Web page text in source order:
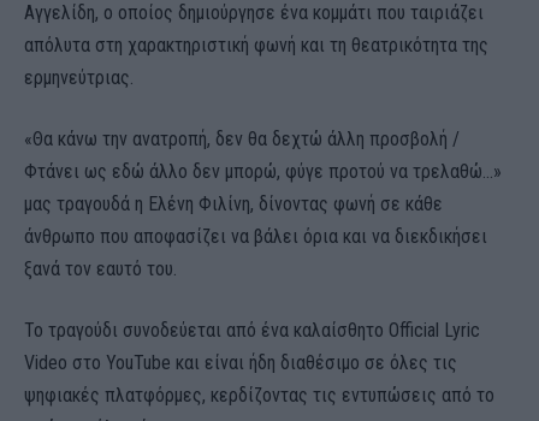
Αγγελίδη, ο οποίος δημιούργησε ένα κομμάτι που ταιριάζει
απόλυτα στη χαρακτηριστική φωνή και τη θεατρικότητα της
ερμηνεύτριας.
«Θα κάνω την ανατροπή, δεν θα δεχτώ άλλη προσβολή /
Φτάνει ως εδώ άλλο δεν μπορώ, φύγε προτού να τρελαθώ…»
μας τραγουδά η Ελένη Φιλίνη, δίνοντας φωνή σε κάθε
άνθρωπο που αποφασίζει να βάλει όρια και να διεκδικήσει
ξανά τον εαυτό του.
Το τραγούδι συνοδεύεται από ένα καλαίσθητο Official Lyric
Video στο YouTube και είναι ήδη διαθέσιμο σε όλες τις
ψηφιακές πλατφόρμες, κερδίζοντας τις εντυπώσεις από το